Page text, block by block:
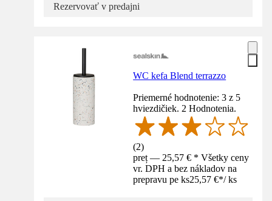
Rezervovať v predajni
WC kefa Blend terrazzo
Priemerné hodnotenie: 3 z 5
hviezdičiek. 2 Hodnotenia.
(2)
preț — 25,57 € * Všetky ceny
vr. DPH a bez nákladov na
prepravu pe ks25,57 €*/ ks